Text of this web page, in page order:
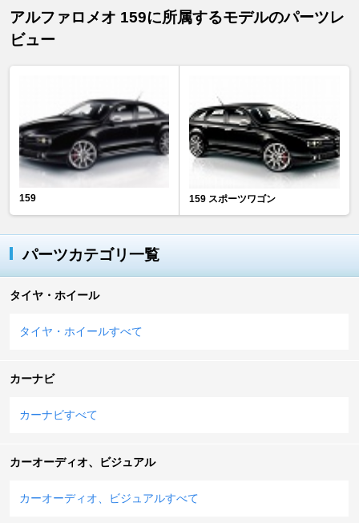
アルファロメオ 159に所属するモデルのパーツレ
ビュー
159 159 スポーツワゴン
パーツカテゴリ一覧
タイヤ・ホイール
タイヤ・ホイールすべて
カーナビ
カーナビすべて
カーオーディオ、ビジュアル
カーオーディオ、ビジュアルすべて